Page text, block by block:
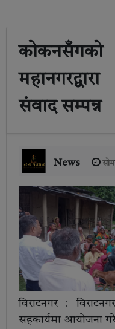
संवाद सम्पन्न
News
विराटनगर ÷
सहकार्यमा आयोजना